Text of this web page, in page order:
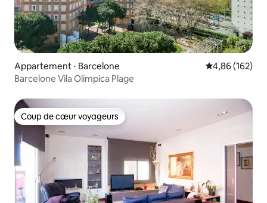
Appartement ⋅ Barcelone Évaluation
4,86 (162)
Barcelone Vila Olímpica Plage
Coup de cœur voyageurs
Coup de cœur voyageurs